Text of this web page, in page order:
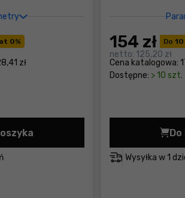
0%
zł
Regał 3 szuflady Tool Chest Keter Pro
Do
Cena katalogowa:
154 zł
netto: 125,20 zł
Dostępne: > 10 szt.
Wysyłka w 1
Do